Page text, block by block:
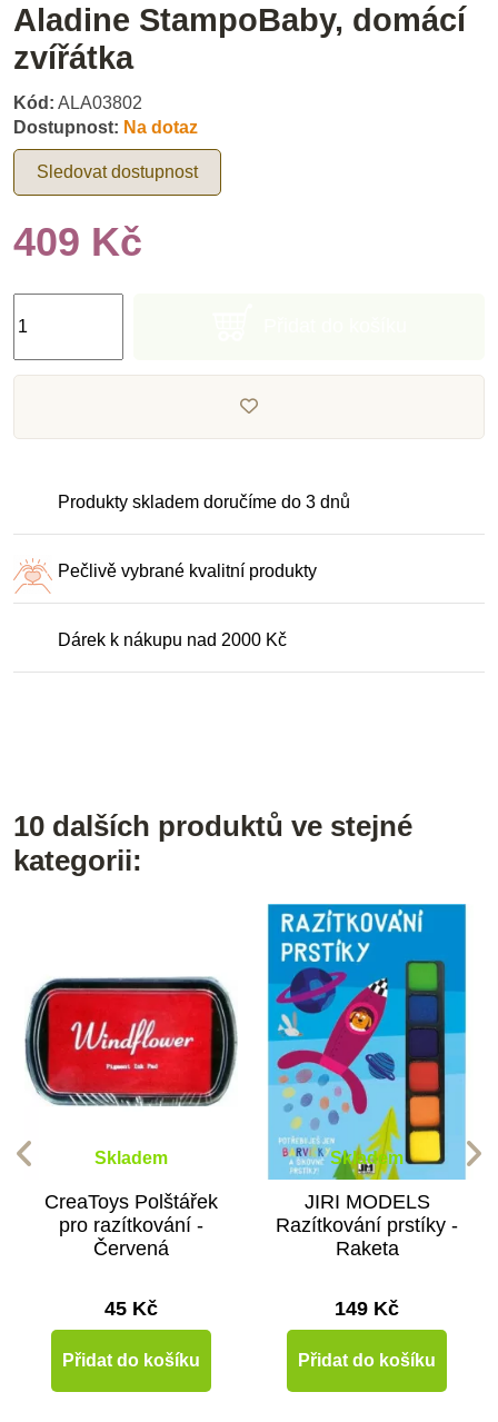
Aladine StampoBaby, domácí
zvířátka
Kód: ALA03802
Dostupnost: Na dotaz
Sledovat dostupnost
409 Kč
Produkty skladem doručíme do 3 dnů
Pečlivě vybrané kvalitní produkty
Dárek k nákupu nad 2000 Kč
10 dalších produktů ve stejné
kategorii:
Skladem
CreaToys Polštářek
pro razítkování -
Červená
45 Kč
Přidat do košíku
Skladem
JIRI MODELS
Razítkování prstíky -
Raketa
149 Kč
Přidat do košíku